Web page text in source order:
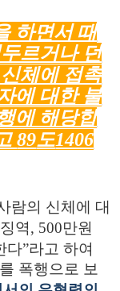
하면서 때
르거나 던
체에 접촉
에 대한 불
에 해당합
89도1406
람의 신체에 대
역, 500만원
다”라고 하여
폭행으로 보